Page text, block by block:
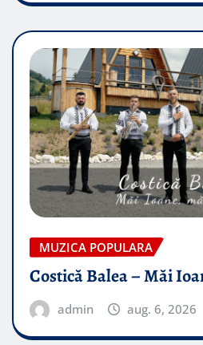
MUZICA POPULARA
Costică Balea – Măi
admin aug. 6, 2026